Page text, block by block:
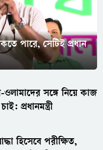
পারে, সেটিই প্রধান
সঙ্গে নিয়ে কাজ
প্রধানমন্ত্রী
হিসেবে পরীক্ষিত,